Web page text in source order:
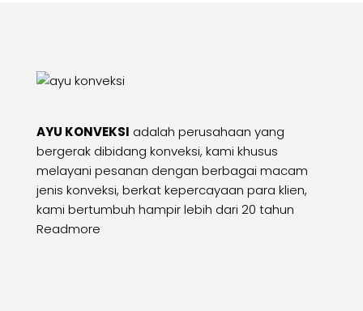
AYU KONVEKSI adalah perusahaan yang
bergerak dibidang konveksi, kami khusus
melayani pesanan dengan berbagai macam
jenis konveksi, berkat kepercayaan para klien,
kami bertumbuh hampir lebih dari 20 tahun
Readmore